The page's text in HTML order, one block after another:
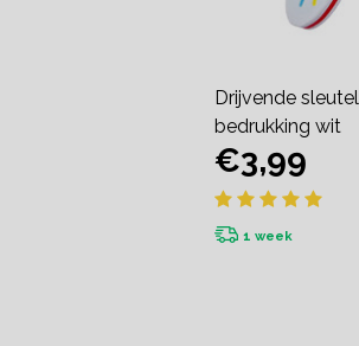
Drijvende
bedrukking wit
€3,99
1 week